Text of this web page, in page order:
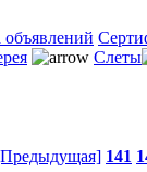
объявлений
Слеты
141